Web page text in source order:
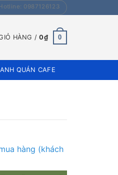
Hotline: 0987126123
HÀNG /0₫ 0
QUÁN CAFE
hàng (khách